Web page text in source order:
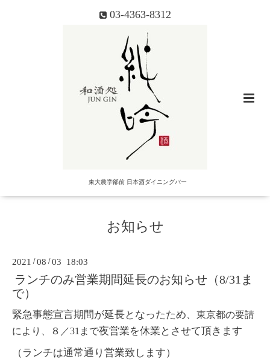
03-4363-8312
東大農学部前 日本酒ダイニングバー
お知らせ
2021 /08 /03 18:03
ランチのみ営業期間延長のお知らせ（8/31ま
で）
緊急事態宣言期間が延長となったため、 東京都の要請
により、８／31まで夜営業を休業とさせて頂きます
（ランチは通常通り営業致します）